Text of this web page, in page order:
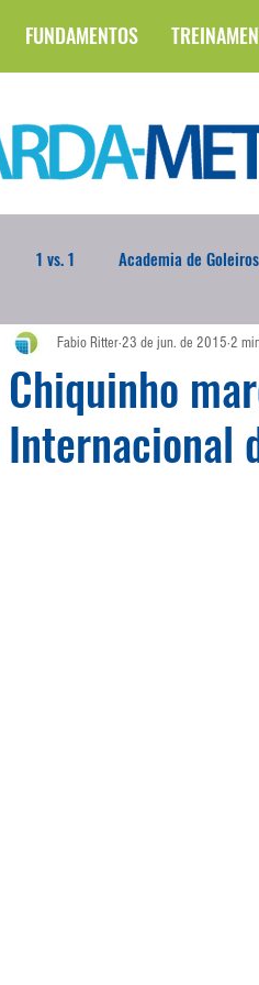
FUNDAMENTOS
1 vs. 1 Academia de Goleiros
Blogoleiro da Semana
Copa do Mundo Curso
Chiquinho
Internacional
Fabio Ritter23 de jun. de 2015 2